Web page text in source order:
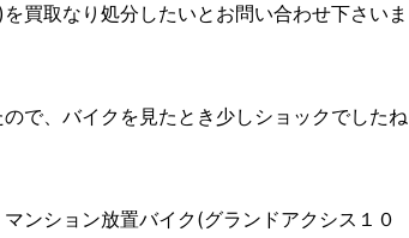
買取なり処分したいとお問い合わせ下さいま
で、バイクを見たとき少しショックでしたね
ンション放置バイク(グランドアクシス１０